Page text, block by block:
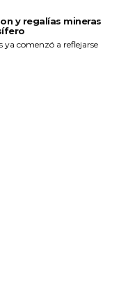
y regalías mineras
ya comenzó a reflejarse